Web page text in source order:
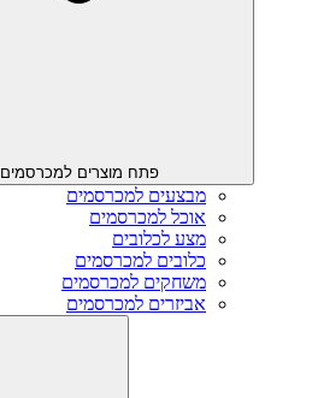
פתח מוצרים למכרסמים
מבצעים למכרסמים
אוכל למכרסמים
מצע לכלובים
כלובים למכרסמים
משחקים למכרסמים
אביזרים למכרסמים